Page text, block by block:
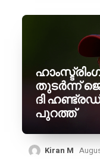
തുടർന്ന്
ദി ഹണ്ട്രഡ്
പുറത്ത്
Kiran M